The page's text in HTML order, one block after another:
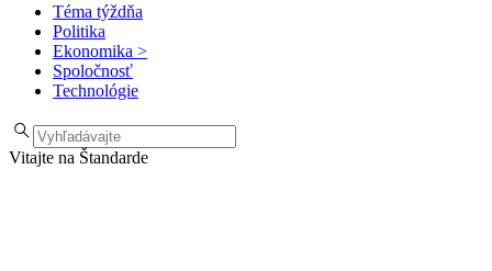
Téma týždňa
Politika
Ekonomika >
Spoločnosť
Technológie
Vitajte na Štandarde